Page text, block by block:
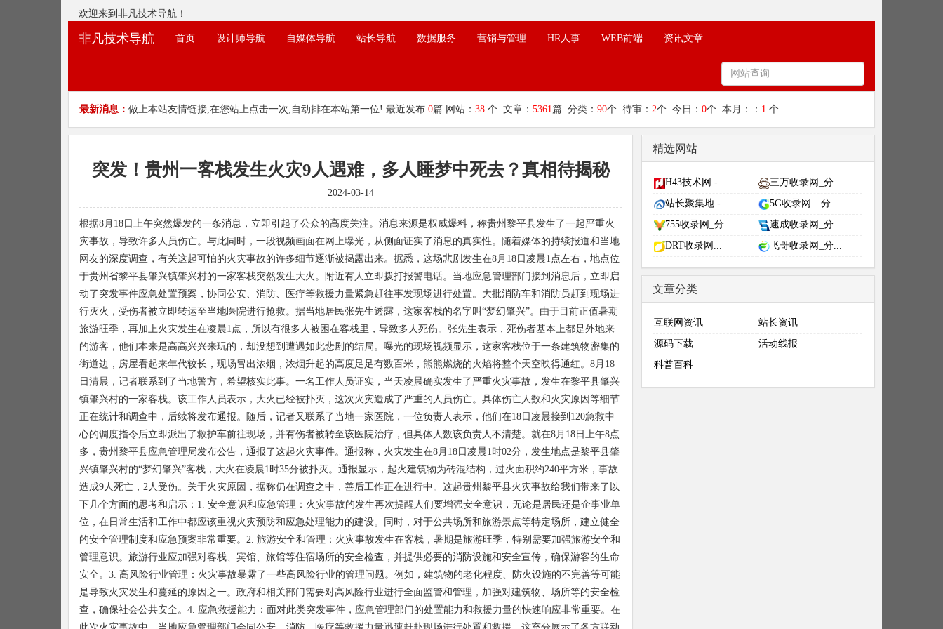
欢迎来到非凡技术导航！
非凡技术导航 首页 设计师导航 自媒体导航 站长导航 数据服务 营销与管理 HR人事 WEB前端 资讯文章
最新消息： 做上本站友情链接,在您站上点击一次,自动排在本站第一位! 最近发布 0篇 网站： 38 个 文章： 5361篇 分类： 90个 待审： 2个 今日： 0个 本月：： 1 个
突发！贵州一客栈发生火灾9人遇难，多人睡梦中死去？真相待揭秘
2024-03-14
根据8月18日上午突然爆发的一条消息，立即引起了公众的高度关注。消息来源是权威爆料，称贵州黎平县发生了一起严重火
灾事故，导致许多人员伤亡。与此同时，一段视频画面在网上曝光，从侧面证实了消息的真实性。随着媒体的持续报道和当地
网友的深度调查，有关这起可怕的火灾事故的许多细节逐渐被揭露出来。据悉，这场悲剧发生在8月18日凌晨1点左右，地点位
于贵州省黎平县肇兴镇肇兴村的一家客栈突然发生大火。附近有人立即拨打报警电话。当地应急管理部门接到消息后，立即启
动了突发事件应急处置预案，协同公安、消防、医疗等救援力量紧急赶往事发现场进行处置。大批消防车和消防员赶到现场进
行灭火，受伤者被立即转运至当地医院进行抢救。据当地居民张先生透露，这家客栈的名字叫“梦幻肇兴”。由于目前正值暑期
旅游旺季，再加上火灾发生在凌晨1点，所以有很多人被困在客栈里，导致多人死伤。张先生表示，死伤者基本上都是外地来
的游客，他们本来是高高兴兴来玩的，却没想到遭遇如此悲剧的结局。曝光的现场视频显示，这家客栈位于一条建筑物密集的
街道边，房屋看起来年代较长，现场冒出浓烟，浓烟升起的高度足足有数百米，熊熊燃烧的火焰将整个天空映得通红。8月18
日清晨，记者联系到了当地警方，希望核实此事。一名工作人员证实，当天凌晨确实发生了严重火灾事故，发生在黎平县肇兴
镇肇兴村的一家客栈。该工作人员表示，大火已经被扑灭，这次火灾造成了严重的人员伤亡。具体伤亡人数和火灾原因等细节
正在统计和调查中，后续将发布通报。随后，记者又联系了当地一家医院，一位负责人表示，他们在18日凌晨接到120急救中
心的调度指令后立即派出了救护车前往现场，并有伤者被转至该医院治疗，但具体人数该负责人不清楚。就在8月18日上午8点
多，贵州黎平县应急管理局发布公告，通报了这起火灾事件。通报称，火灾发生在8月18日凌晨1时02分，发生地点是黎平县肇
兴镇肇兴村的“梦幻肇兴”客栈，大火在凌晨1时35分被扑灭。通报显示，起火建筑物为砖混结构，过火面积约240平方米，事故
造成9人死亡，2人受伤。关于火灾原因，据称仍在调查之中，善后工作正在进行中。这起贵州黎平县火灾事故给我们带来了以
下几个方面的思考和启示：1. 安全意识和应急管理：火灾事故的发生再次提醒人们要增强安全意识，无论是居民还是企事业单
位，在日常生活和工作中都应该重视火灾预防和应急处理能力的建设。同时，对于公共场所和旅游景点等特定场所，建立健全
的安全管理制度和应急预案非常重要。2. 旅游安全和管理：火灾事故发生在客栈，暑期是旅游旺季，特别需要加强旅游安全和
管理意识。旅游行业应加强对客栈、宾馆、旅馆等住宿场所的安全检查，并提供必要的消防设施和安全宣传，确保游客的生命
安全。3. 高风险行业管理：火灾事故暴露了一些高风险行业的管理问题。例如，建筑物的老化程度、防火设施的不完善等可能
是导致火灾发生和蔓延的原因之一。政府和相关部门需要对高风险行业进行全面监管和管理，加强对建筑物、场所等的安全检
查，确保社会公共安全。4. 应急救援能力：面对此类突发事件，应急管理部门的处置能力和救援力量的快速响应非常重要。在
精选网站
H43技术网 -...
三万收录网_分...
站长聚集地 -...
5G收录网—分...
755收录网_分...
速成收录网_分...
DRT收录网...
飞哥收录网_分...
文章分类
互联网资讯
站长资讯
源码下载
活动线报
科普百科